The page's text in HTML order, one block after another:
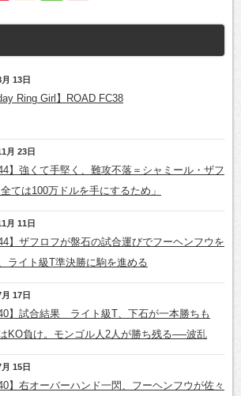
13日
Ring Girl】ROAD FC38
月 23日
】強くて手堅く、難攻不落＝シャミール・ザフ
ては100万ドルを手にするため」
月 11日
】ザフロフが盤石の試合運びでフーヘンフウを
ライト級T準決勝に駒を進める
17日
】試合結果 ライト級T、下石が一本勝ちも
KO負け。モンゴル人2人が勝ち残る──波乱
15日
】右オーバーハンド一閃、フーヘンフウが佐々